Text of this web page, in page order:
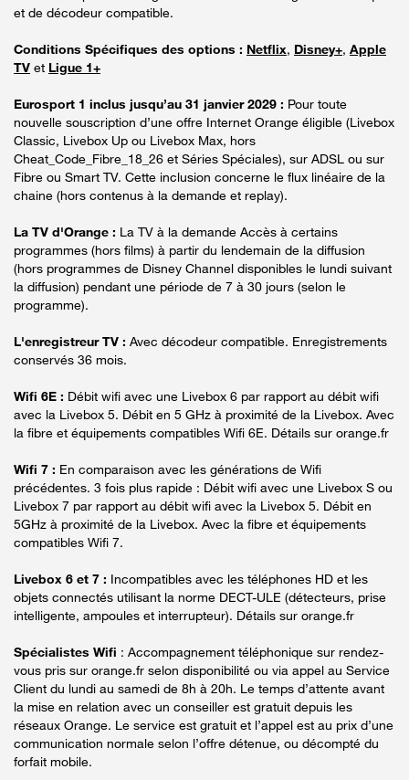
et de décodeur compatible.
Conditions Spécifiques des options : Netflix, Disney+, Apple
TV et Ligue 1+
Eurosport 1 inclus jusqu’au 31 janvier 2029 : Pour toute
nouvelle souscription d’une offre Internet Orange éligible (Livebox
Classic, Livebox Up ou Livebox Max, hors
Cheat_Code_Fibre_18_26 et Séries Spéciales), sur ADSL ou sur
Fibre ou Smart TV. Cette inclusion concerne le flux linéaire de la
chaine (hors contenus à la demande et replay).
La TV d'Orange : La TV à la demande Accès à certains
programmes (hors films) à partir du lendemain de la diffusion
(hors programmes de Disney Channel disponibles le lundi suivant
la diffusion) pendant une période de 7 à 30 jours (selon le
programme).
L'enregistreur TV : Avec décodeur compatible. Enregistrements
conservés 36 mois.
Wifi 6E : Débit wifi avec une Livebox 6 par rapport au débit wifi
avec la Livebox 5. Débit en 5 GHz à proximité de la Livebox. Avec
la fibre et équipements compatibles Wifi 6E. Détails sur orange.fr
Wifi 7 : En comparaison avec les générations de Wifi
précédentes. 3 fois plus rapide : Débit wifi avec une Livebox S ou
Livebox 7 par rapport au débit wifi avec la Livebox 5. Débit en
5GHz à proximité de la Livebox. Avec la fibre et équipements
compatibles Wifi 7.
Livebox 6 et 7 : Incompatibles avec les téléphones HD et les
objets connectés utilisant la norme DECT-ULE (détecteurs, prise
intelligente, ampoules et interrupteur). Détails sur orange.fr
Spécialistes Wifi : Accompagnement téléphonique sur rendez-
vous pris sur orange.fr selon disponibilité ou via appel au Service
Client du lundi au samedi de 8h à 20h. Le temps d’attente avant
la mise en relation avec un conseiller est gratuit depuis les
réseaux Orange. Le service est gratuit et l’appel est au prix d’une
communication normale selon l’offre détenue, ou décompté du
forfait mobile.